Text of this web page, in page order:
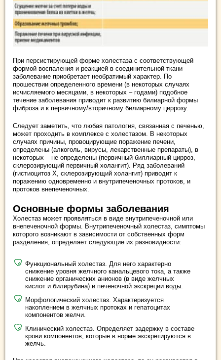
При персистирующей форме холестаза с соответствующей
формой воспаления и реакцией в соединительной ткани
заболевание приобретает необратимый характер. По
прошествии определенного времени (в некоторых случаях
исчисляемого месяцами, в некоторых – годами) подобное
течение заболевания приводит к развитию билиарной формы
фиброза и к первичному/вторичному билиарному циррозу.
Следует заметить, что любая патология, связанная с печенью,
может проходить в комплексе с холестазом. В некоторых
случаях причины, провоцирующие поражение печени,
определены (алкоголь, вирусы, лекарственные препараты), в
некоторых – не определены (первичный биллиарный цирроз,
склерозирующий первичный холангит). Ряд заболеваний
(гистиоцитоз Х, склерозирующий холангит) приводит к
поражению одновременно и внутрипеченочных протоков, и
протоков внепеченочных.
Основные формы заболевания
Холестаз может проявляться в виде внутрипеченочной или
внепеченочной формы. Внутрипеченочный холестаз, симптомы
которого возникают в зависимости от собственных форм
разделения, определяет следующие их разновидности:
Функциональный холестаз. Для него характерно
снижение уровня желчного канальцевого тока, а также
снижение органических анионов (в виде желчных
кислот и билирубина) и печеночной экскреции воды.
Морфологический холестаз. Характеризуется
накоплением в желчных протоках и гепатоцитах
компонентов желчи.
Клинический холестаз. Определяет задержку в составе
крови компонентов, которые в норме экскретируются в
желчь.